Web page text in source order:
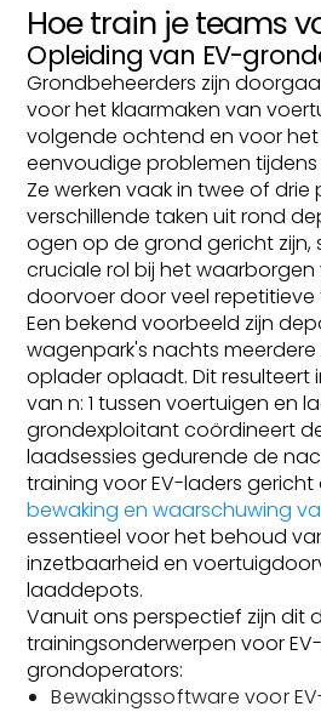
Hoe train je teams
Opleiding van EV-
Grondbeheerders zijn
voor het klaarmaken van
volgende ochtend en voor
eenvoudige problemen
Ze werken vaak in twee of
verschillende taken uit rond
ogen op de grond gericht zijn,
cruciale rol bij het
doorvoer door veel repetitieve
Een bekend voorbeeld zijn
wagenpark's nachts
oplader oplaadt. Dit resulteert
van n: 1 tussen voertuigen en
grondexploitant coördineert
laadsessies gedurende de
training voor EV-laders
bewaking en waarschuwing
essentieel voor het behoud
inzetbaarheid en
laaddepots.
Vanuit ons perspectief zijn dit
trainingsonderwerpen voor
grondoperators:
Bewakingssoftware voor